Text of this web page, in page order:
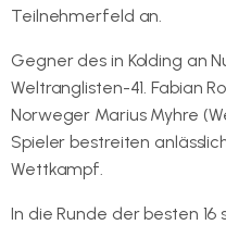
Teilnehmerfeld an.
Gegner des in Kolding an
Weltranglisten-41. Fabian
Norweger Marius Myhre
Spieler bestreiten
Wettkampf.
In die Runde der besten